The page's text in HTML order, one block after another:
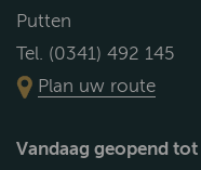
Putten
Tel. (0341) 492 145
Plan uw route
Vandaag geopend tot